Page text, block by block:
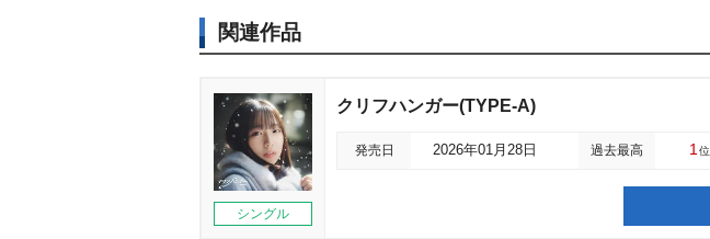
関連作品
シングル
クリフハンガー(TYPE-A)
発売日 2026年01月28日 過去最高 1 位